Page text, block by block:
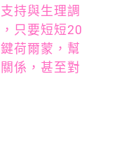
持與生理調
只要短短20
荷爾蒙，幫
係，甚至對